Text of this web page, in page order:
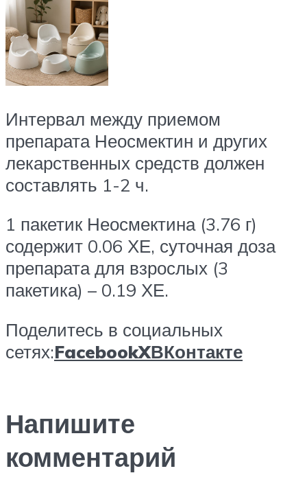
Интервал между приемом
препарата Неосмектин и других
лекарственных средств должен
составлять 1-2 ч.
1 пакетик Неосмектина (3.76 г)
содержит 0.06 ХЕ, суточная доза
препарата для взрослых (3
пакетика) – 0.19 ХЕ.
Поделитесь в социальных
сетях:FacebookXВКонтакте
Напишите
комментарий